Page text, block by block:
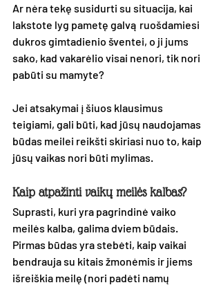
Ar nėra tekę susidurti su situacija, kai
lakstote lyg pametę galvą ruošdamiesi
dukros gimtadienio šventei, o ji jums
sako, kad vakarėlio visai nenori, tik nori
pabūti su mamyte?
Jei atsakymai į šiuos klausimus
teigiami, gali būti, kad jūsų naudojamas
būdas meilei reikšti skiriasi nuo to, kaip
jūsų vaikas nori būti mylimas.
Kaip atpažinti vaikų meilės kalbas?
Suprasti, kuri yra pagrindinė vaiko
meilės kalba, galima dviem būdais.
Pirmas būdas yra stebėti, kaip vaikai
bendrauja su kitais žmonėmis ir jiems
išreiškia meilę (nori padėti namų